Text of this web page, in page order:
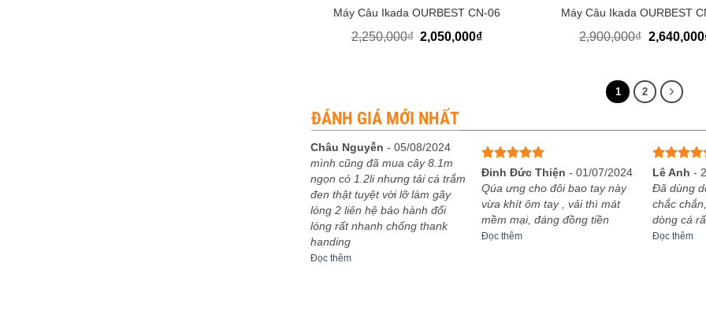
Máy Câu Ikada OURBEST CN-06
2,250,000₫ Giá
gốc
2,050,000₫Giá
hiện
Máy Câu Ikada OURBEST
2,900,000₫ Giá
gốc
2,640,000
1 2
ĐÁNH GIÁ MỚI NHẤT
Châu Nguyễn -05/08/2024
mình cũng đã mua cây 8.1m
ngọn có 1.2li nhưng tải cá trắm
đen thật tuyệt vời lỡ làm gãy
lóng 2 liên hệ bảo hành đổi
lóng rất nhanh chống thank
handing
Đọc thêm
Được xếp
hạng55
sao
Đinh Đức Thiện -01/07/2024
Qúa ưng cho đôi bao tay này
vừa khít ôm tay , vải thì mát
mềm mại, đáng đồng tiền
Đọc thêm
Được xếp
hạng55
sao
Lê Anh -
Đã dùng
chắc
dòng cá
Đọc thêm